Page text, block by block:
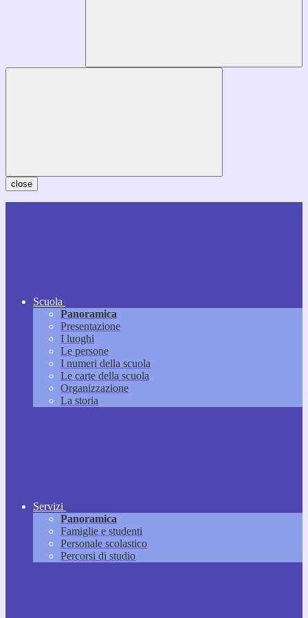
close
Scuola
Panoramica
Presentazione
I luoghi
Le persone
I numeri della scuola
Le carte della scuola
Organizzazione
La storia
Servizi
Panoramica
Famiglie e studenti
Personale scolastico
Percorsi di studio